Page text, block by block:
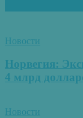
Новости
Норвегия:
4 млрд
Новости